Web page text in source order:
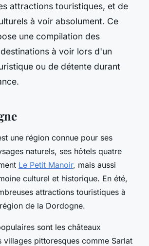
attractions touristiques, et de
à voir absolument. Ce
une compilation des
à voir lors d'un
ou de détente durant
une région connue pour ses
naturels, ses hôtels quatre
Le Petit Manoir, mais aussi
culturel et historique. En été,
attractions touristiques à
de la Dordogne.
sont les châteaux
villages pittoresques comme Sarlat